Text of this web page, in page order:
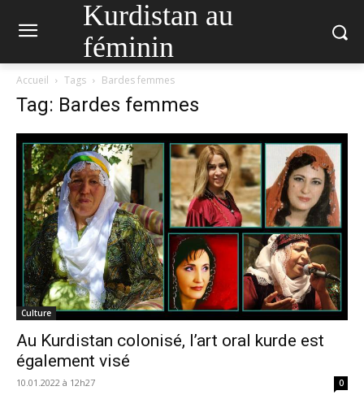
Kurdistan au
féminin
Accueil Tags Bardes femmes
Tag: Bardes femmes
Culture
Au Kurdistan colonisé, l’art oral kurde est
également visé
10.01.2022 à 12h27 0